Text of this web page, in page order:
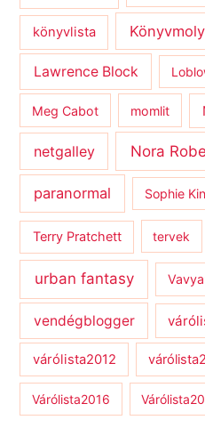
könyvlista
Lawrence Block
Meg Cabot momlit
netgalley Nora
paranormal Sophie
Terry Pratchett tervek
urban fantasy
vendégblogger
várólista2012
Várólista2016